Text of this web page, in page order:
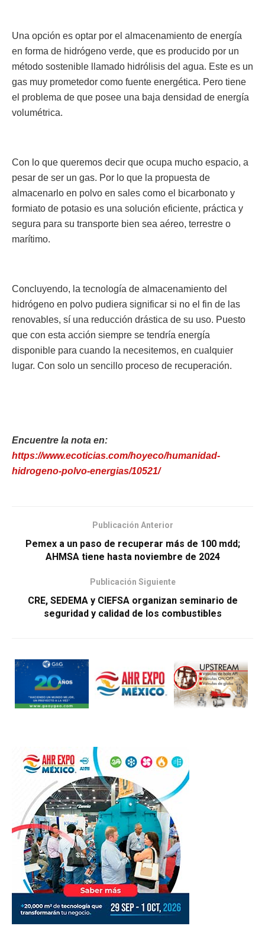
Una opción es optar por el almacenamiento de energía
en forma de hidrógeno verde, que es producido por un
método sostenible llamado hidrólisis del agua. Este es un
gas muy prometedor como fuente energética. Pero tiene
el problema de que posee una baja densidad de energía
volumétrica.
Con lo que queremos decir que ocupa mucho espacio, a
pesar de ser un gas. Por lo que la propuesta de
almacenarlo en polvo en sales como el bicarbonato y
formiato de potasio es una solución eficiente, práctica y
segura para su transporte bien sea aéreo, terrestre o
marítimo.
Concluyendo, la tecnología de almacenamiento del
hidrógeno en polvo pudiera significar si no el fin de las
renovables, sí una reducción drástica de su uso. Puesto
que con esta acción siempre se tendría energía
disponible para cuando la necesitemos, en cualquier
lugar. Con solo un sencillo proceso de recuperación.
Encuentre la nota en:
https://www.ecoticias.com/hoyeco/humanidad-
hidrogeno-polvo-energias/10521/
Publicación Anterior
Pemex a un paso de recuperar más de 100 mdd;
AHMSA tiene hasta noviembre de 2024
Publicación Siguiente
CRE, SEDEMA y CIEFSA organizan seminario de
seguridad y calidad de los combustibles